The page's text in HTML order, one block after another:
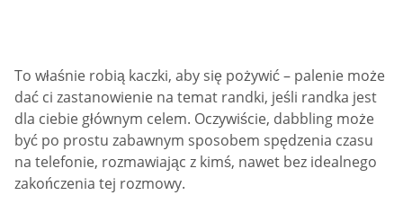
To właśnie robią kaczki, aby się pożywić – palenie może
dać ci zastanowienie na temat randki, jeśli randka jest
dla ciebie głównym celem. Oczywiście, dabbling może
być po prostu zabawnym sposobem spędzenia czasu
na telefonie, rozmawiając z kimś, nawet bez idealnego
zakończenia tej rozmowy.